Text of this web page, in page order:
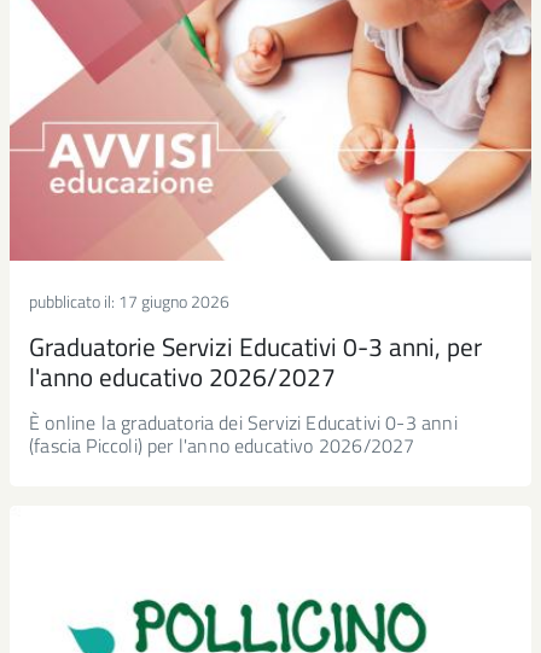
pubblicato il: 17 giugno 2026
Graduatorie Servizi Educativi 0-3 anni, per
l'anno educativo 2026/2027
È online la graduatoria dei Servizi Educativi 0-3 anni
(fascia Piccoli) per l'anno educativo 2026/2027